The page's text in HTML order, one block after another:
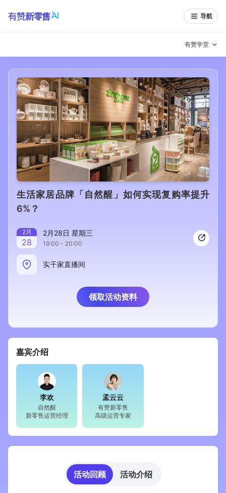
导航
有赞学堂
有赞说增长
私域日历 增长方法
有赞说案例拆解 有赞专家说
有赞成功案例 新零售最佳实践
面对面聊增长
有赞春季发布会 实干家直播间
新零售大会
新零售私享会
AllValue
产品场景库
产品更新动态 帮助中心
行业洞察
品牌消费观 行业报告
新零售资讯
培训课程
生活家居品牌「自然醒」如何实现复购率提升
6%？
2月
28
2月28日 星期三
19:00 - 20:00
实干家直播间
领取活动资料
嘉宾介绍
李欢
自然醒
新零售运营经理
孟云云
有赞新零售
高级运营专家
活动回顾 活动介绍